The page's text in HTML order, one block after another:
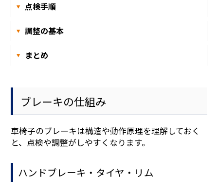
点検手順
調整の基本
まとめ
ブレーキの仕組み
車椅子のブレーキは構造や動作原理を理解しておく
と、点検や調整がしやすくなります。
ハンドブレーキ・タイヤ・リム